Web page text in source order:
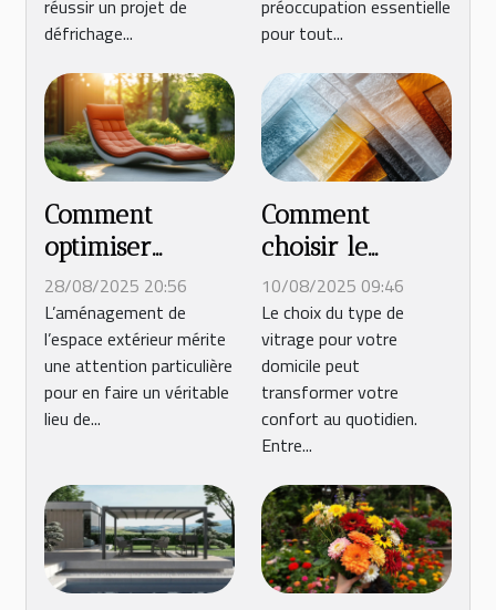
réussir un projet de
défrichage...
préoccupation essentielle
pour tout...
Comment
optimiser
l'espace
extérieur avec
un transat ou
un bain de
soleil ?
28/08/2025 20:56
L’aménagement de
l’espace extérieur mérite
une attention particulière
pour en faire un véritable
lieu de...
Comment
choisir le
meilleur type
de vitrage pour
votre domicile ?
10/08/2025 09:46
Le choix du type de
vitrage pour votre
domicile peut
transformer votre
confort au quotidien.
Entre...